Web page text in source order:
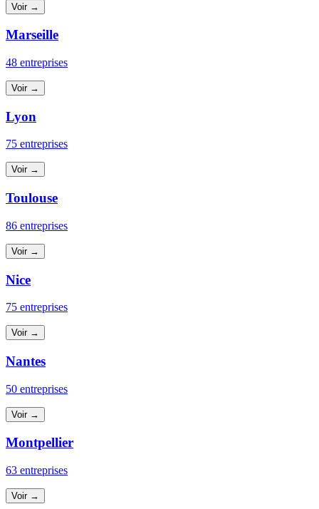
Voir →
Marseille
48 entreprises
Voir →
Lyon
75 entreprises
Voir →
Toulouse
86 entreprises
Voir →
Nice
75 entreprises
Voir →
Nantes
50 entreprises
Voir →
Montpellier
63 entreprises
Voir →